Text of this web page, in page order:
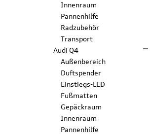
Innenraum
Pannenhilfe
Radzubehör
Transport
Audi Q4
Außenbereich
Duftspender
Einstiegs-LED
Fußmatten
Gepäckraum
Innenraum
Pannenhilfe